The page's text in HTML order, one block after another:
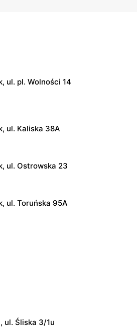
ul. pl. Wolności 14
ul. Kaliska 38A
ul. Ostrowska 23
ul. Toruńska 95A
ul. Śliska 3/1u